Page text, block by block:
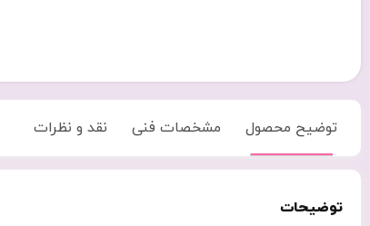
توضیح محصول مشخصات فنی نقد و نظرات
توضیحات